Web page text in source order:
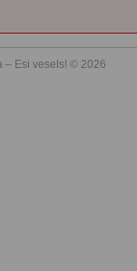
– Esi vesels! © 2026